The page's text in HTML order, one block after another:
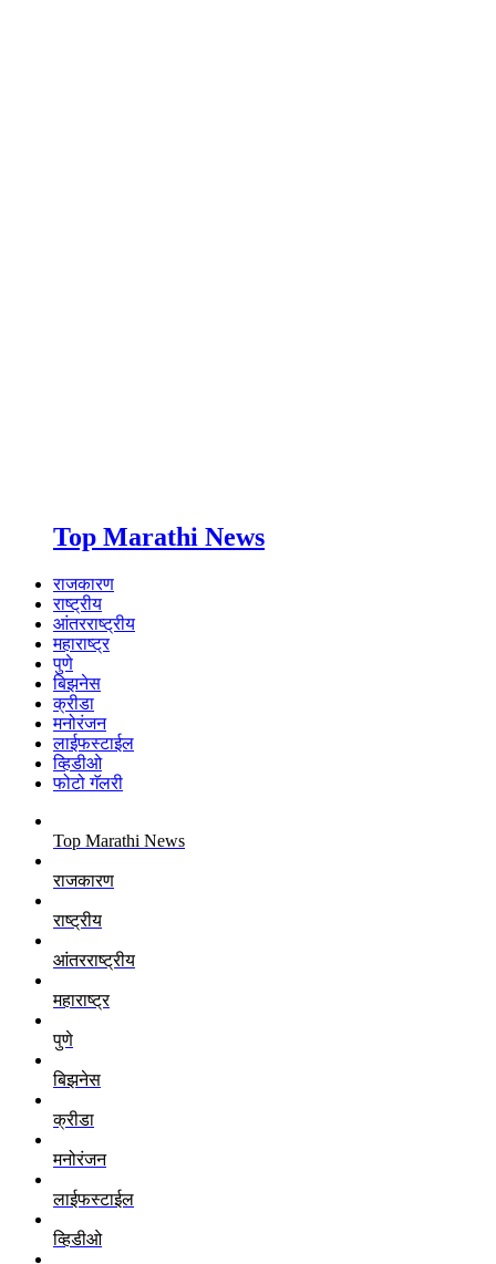
Top Marathi News
राजकारण
राष्ट्रीय
आंतरराष्ट्रीय
महाराष्ट्र
पुणे
बिझनेस
क्रीडा
मनोरंजन
लाईफस्टाईल
व्हिडीओ
फोटो गॅलरी
Top Marathi News
राजकारण
राष्ट्रीय
आंतरराष्ट्रीय
महाराष्ट्र
पुणे
बिझनेस
क्रीडा
मनोरंजन
लाईफस्टाईल
व्हिडीओ